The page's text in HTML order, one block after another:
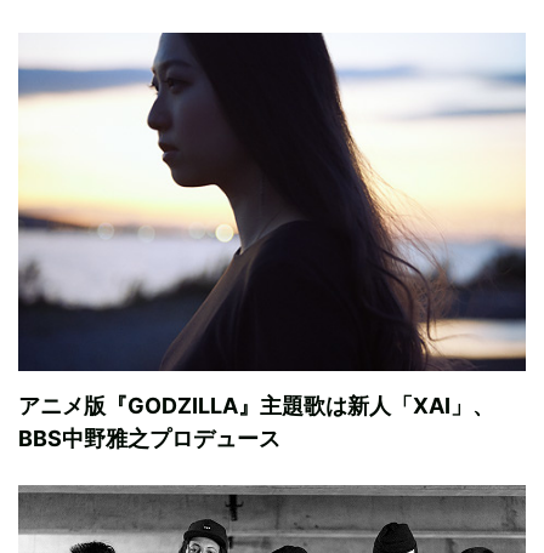
アニメ版『GODZILLA』主題歌は新人「XAI」、
BBS中野雅之プロデュース